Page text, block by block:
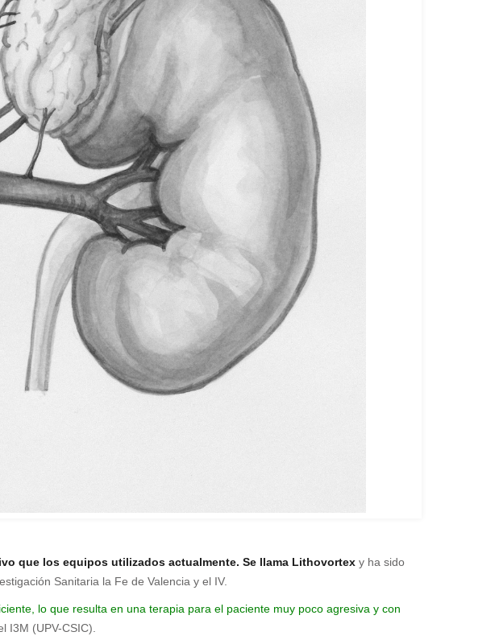
que los equipos utilizados actualmente. Se llama Lithovortex y ha sido
Sanitaria la Fe de Valencia y el IV.
lo que resulta en una terapia para el paciente muy poco agresiva y con
I3M (UPV-CSIC).